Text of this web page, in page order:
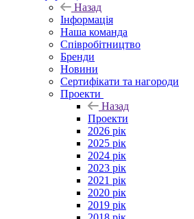
Назад
Інформація
Наша команда
Співробітництво
Бренди
Новини
Сертифікати та нагороди
Проекти
Назад
Проекти
2026 рік
2025 рік
2024 рік
2023 рік
2021 рік
2020 рік
2019 рік